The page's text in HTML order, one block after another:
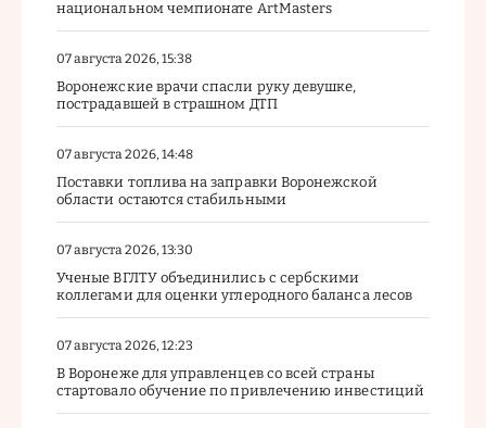
национальном чемпионате ArtMasters
07 августа 2026, 15:38
Воронежские врачи спасли руку девушке,
пострадавшей в страшном ДТП
07 августа 2026, 14:48
Поставки топлива на заправки Воронежской
области остаются стабильными
07 августа 2026, 13:30
Ученые ВГЛТУ объединились с сербскими
коллегами для оценки углеродного баланса лесов
07 августа 2026, 12:23
В Воронеже для управленцев со всей страны
стартовало обучение по привлечению инвестиций